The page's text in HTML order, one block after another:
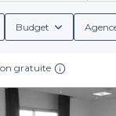
à Pontoise ne
pour un
Budget
gratuite